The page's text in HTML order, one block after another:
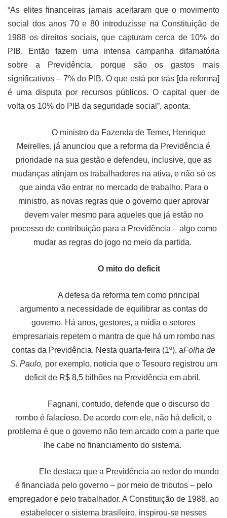
“As elites financeiras jamais aceitaram que o movimento
social dos anos 70 e 80 introduzisse na Constituição de
1988 os direitos sociais, que capturam cerca de 10% do
PIB. Então fazem uma intensa campanha difamatória
sobre a Previdência, porque são os gastos mais
significativos – 7% do PIB. O que está por trás [da reforma]
é uma disputa por recursos públicos. O capital quer de
volta os 10% do PIB da seguridade social”, aponta.
O ministro da Fazenda de Temer, Henrique
Meirelles, já anunciou que a reforma da Previdência é
prioridade na sua gestão e defendeu, inclusive, que as
mudanças atinjam os trabalhadores na ativa, e não só os
que ainda vão entrar no mercado de trabalho. Para o
ministro, as novas regras que o governo quer aprovar
devem valer mesmo para aqueles que já estão no
processo de contribuição para a Previdência – algo como
mudar as regras do jogo no meio da partida.
O mito do deficit
A defesa da reforma tem como principal
argumento a necessidade de equilibrar as contas do
governo. Há anos, gestores, a mídia e setores
empresariais repetem o mantra de que há um rombo nas
contas da Previdência. Nesta quarta-feira (1º), aFolha de
S. Paulo, por exemplo, noticia que o Tesouro registrou um
deficit de R$ 8,5 bilhões na Previdência em abril.
Fagnani, contudo, defende que o discurso do
rombo é falacioso. De acordo com ele, não há deficit, o
problema é que o governo não tem arcado com a parte que
lhe cabe no financiamento do sistema.
Ele destaca que a Previdência ao redor do mundo
é financiada pelo governo – por meio de tributos – pelo
empregador e pelo trabalhador. A Constituição de 1988, ao
estabelecer o sistema brasileiro, inspirou-se nesses